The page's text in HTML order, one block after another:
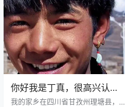
你好我是丁真，很高兴认识
大家???????
我的家乡在四川省甘孜州理塘县，